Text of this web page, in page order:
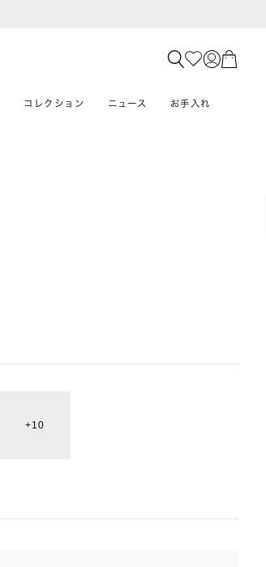
コレクション ニュース お手入れ
10